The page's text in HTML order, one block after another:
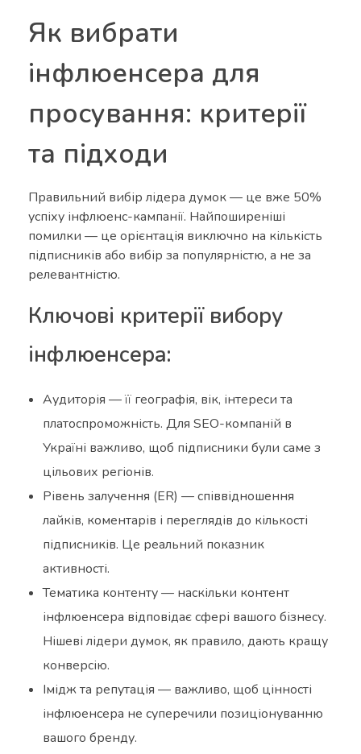
Як вибрати
інфлюенсера для
просування: критерії
та підходи
Правильний вибір лідера думок — це вже 50%
успіху інфлюенс-кампанії. Найпоширеніші
помилки — це орієнтація виключно на кількість
підписників або вибір за популярністю, а не за
релевантністю.
Ключові критерії вибору
інфлюенсера:
Аудиторія — її географія, вік, інтереси та
платоспроможність. Для SEO-компаній в
Україні важливо, щоб підписники були саме з
цільових регіонів.
Рівень залучення (ER) — співвідношення
лайків, коментарів і переглядів до кількості
підписників. Це реальний показник
активності.
Тематика контенту — наскільки контент
інфлюенсера відповідає сфері вашого бізнесу.
Нішеві лідери думок, як правило, дають кращу
конверсію.
Імідж та репутація — важливо, щоб цінності
інфлюенсера не суперечили позиціонуванню
вашого бренду.